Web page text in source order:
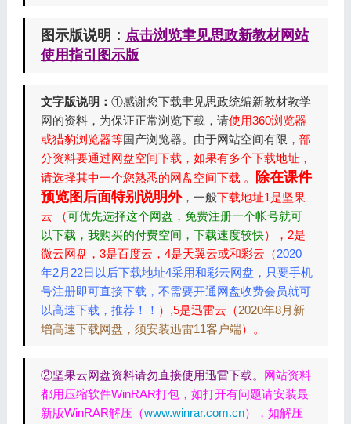
图示版说明： 点击浏览聿见思政新教材网站
使用指引图示版
文字版说明： ①感谢您下载聿见思政统编新教材教学
网的资料，为保证正常浏览下载，请使用360浏览器
或猎豹浏览器等国产浏览器。由于网站空间有限， 部
分资料要通过网盘空间下载，如果有多个下载地址，
请选择其中一个您熟悉的网盘空间下载 。
除在课件
预览图后面特别说明外，一般下载地址1是坚果
云 （可优先选择这个网盘，免费注册一个帐号就可
以下载，我购买的付费空间，下载速度较快），2是
微云网盘，3是百度云，4是天翼云或和彩云（2020
年2月22日以后下载地址4采用和彩云网盘，只要手机
号注册即可直接下载，不需要开通网盘收费会员就可
以高速下载，推荐！！ ）,5是迅雷云（2020年8月新
增高速下载网盘，须安装迅雷11客户端）。
②坚果云网盘资料请勿直接使用迅雷下载。 网站资料
都用压缩软件WinRAR打包，如打开有问题请安装最
新版WinRAR解压（www.winrar.com.cn），如解压